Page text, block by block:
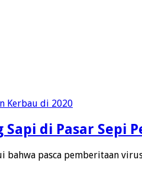
di Pasar Sepi
bahwa pasca pemberitaan